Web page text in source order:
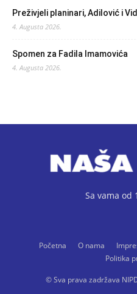
Preživjeli planinari, Adilović i
4. Augusta 2026.
Spomen za Fadila Imamovića
4. Augusta 2026.
Sa vama od
Početna O nama
Politika
© Sva prava zadržava